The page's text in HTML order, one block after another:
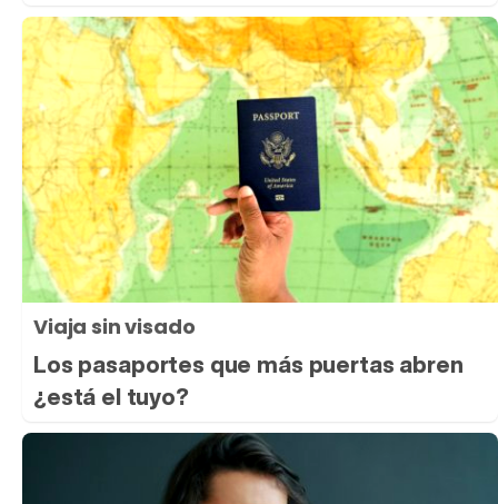
Viaja sin visado
Los pasaportes que más puertas abren
¿está el tuyo?